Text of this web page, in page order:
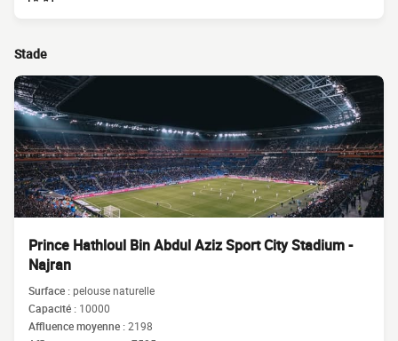
Stade
Prince Hathloul Bin Abdul Aziz Sport City Stadium -
Najran
Surface :pelouse naturelle
Capacité : 10000
Affluence moyenne :2198